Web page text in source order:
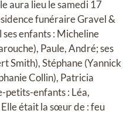
aura lieu le samedi 17
funéraire Gravel &
ses enfants : Micheline
Paule, André; ses
Smith), Stéphane (Yannick
Collin), Patricia
petits-enfants : Léa,
était la sœur de : feu